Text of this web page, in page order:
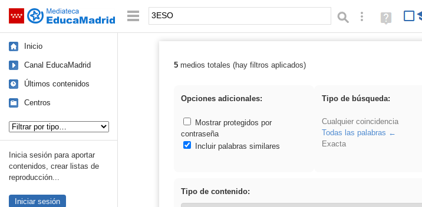
Saltar navegación Palabra o frase: Búsqueda avanzada
Ayuda
(en
Inicio
Canal EducaMadrid
Últimos contenidos
Centros
Inicia sesión para aportar
contenidos, crear listas de
reproducción...
Iniciar sesión
Resultados de: 3ESO
5medios totales (hay filtros aplicados)
Opciones adicionales:
Mostrar protegidos por
contraseña
Incluir palabras similares
Tipo de búsqueda:
Cualquier coincidencia
Todas las palabras
Exacta
Tipo de contenido: